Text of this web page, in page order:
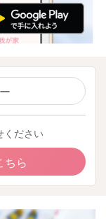
ください
ちら